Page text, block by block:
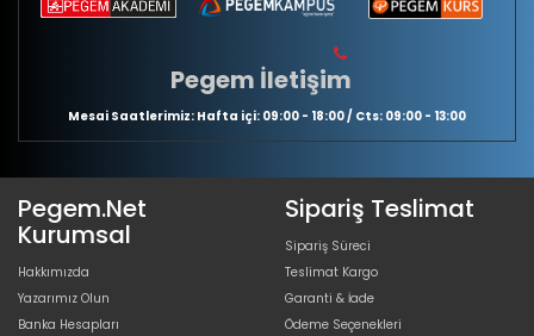
Pegem İletişim
Mesai Saatlerimiz: Hafta içi: 09:00 - 18:00 / Cts: 09:00 - 13:00
Pegem.Net
Kurumsal
Hakkımızda
Yazarımız Olun
Banka Hesapları
Sipariş Teslimat
Sipariş Süreci
Teslimat Kargo
Garanti & İade
Ödeme Seçenekleri